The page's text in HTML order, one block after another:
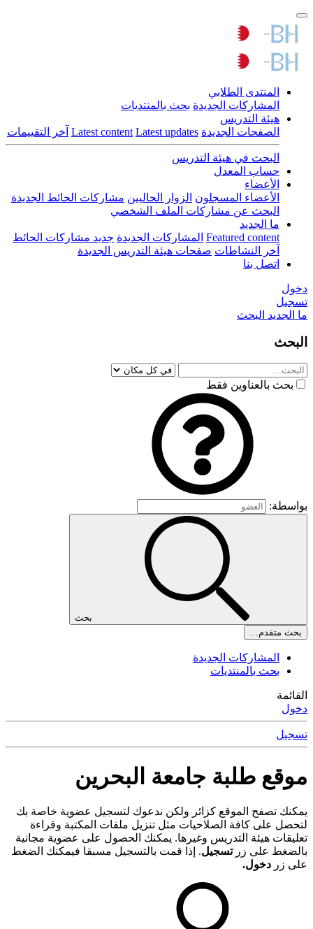
المنتدى الطلابي
المشاركات الجديدة بحث بالمنتديات
هيئة التدريس
الصفحات الجديدة
Latest content Latest updates آخر التقييمات
البحث في هيئة التدريس
حساب المعدل
الأعضاء
الأعضاء المسجلون الزوار الحاليين مشاركات الحائط الجديدة
البحث عن مشاركات الملف الشخصي
ما الجديد
Featured content المشاركات الجديدة جديد مشاركات الحائط
آخر النشاطات صفحات هيئة التدريس الجديدة
اتصل بنا
دخول
تسجيل
ما الجديد البحث
البحث
بحث بالعناوين فقط
بواسطة:
بحث
بحث متقدم…
المشاركات الجديدة
بحث بالمنتديات
القائمة
دخول
تسجيل
موقع طلبة جامعة البحرين
يمكنك تصفح الموقع كزائر ولكن ندعوك لتسجيل عضوية خاصة بك
لتحصل على كافة الصلاحيات مثل تنزيل ملفات المكتبة وقراءة
تعليقات هيئة التدريس وغيرها. يمكنك الحصول على عضوية مجانية
بالضغط على زرتسجيل. إذا قمت بالتسجيل مسبقا فيمكنك الضغط
على زر دخول.